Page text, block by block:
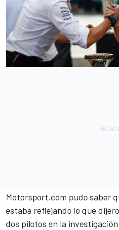
Motorsport.com pudo saber
estaba reflejando lo que
dos pilotos en la